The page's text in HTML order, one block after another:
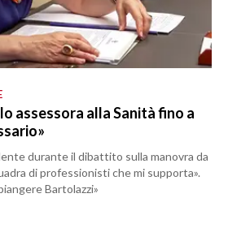
assessora alla Sanità fino a
durante il dibattito sulla manovra da
di professionisti che mi supporta».
Bartolazzi»